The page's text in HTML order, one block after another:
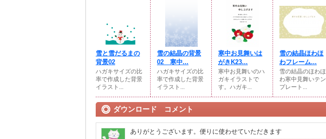
雪と雪だるまの
背景02
ハガキサイズの比
率で作成した背景
イラスト...
雪の結晶の背景
02 寒中...
ハガキサイズの比
率で作成した背景
イラスト...
寒中お見舞いは
がきK23...
寒中お見舞いのハ
ガキイラストで
す。ハガキ...
雪の結晶ほわほ
わフレーム...
雪の結晶のほわほ
わ寒中見舞いテン
プレート...
ダウンロード コメント
ありがとうございます。便りに使わせていただきます